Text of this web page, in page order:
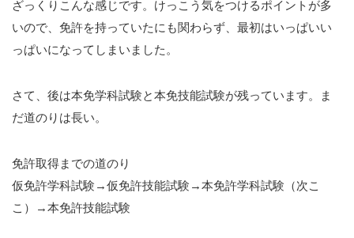
ざっくりこんな感じです。けっこう気をつけるポイントが多
いので、免許を持っていたにも関わらず、最初はいっぱいい
っぱいになってしまいました。
さて、後は本免学科試験と本免技能試験が残っています。ま
だ道のりは長い。
免許取得までの道のり
仮免許学科試験→仮免許技能試験→本免許学科試験（次こ
こ）→本免許技能試験